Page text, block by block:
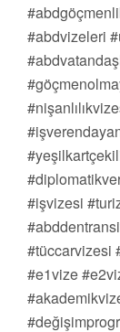
#abdvizeleri
#işvizesi
#tüccarvizesi
#e1vize